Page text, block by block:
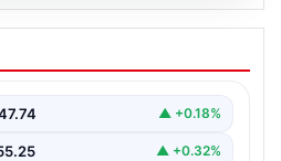
Dev Bir Molar
Geçiş İçin
bir denizcilik etkinliğine
▲ +0.18%
▲ +0.32%